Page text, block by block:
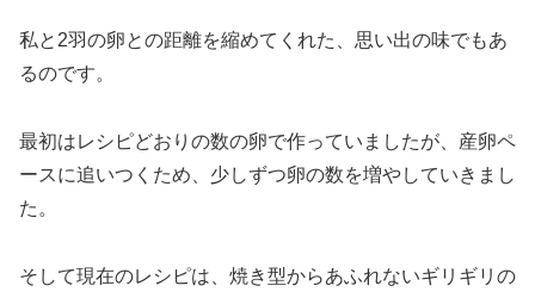
私と2羽の卵との距離を縮めてくれた、思い出の味でもあ
るのです。
最初はレシピどおりの数の卵で作っていましたが、産卵ペ
ースに追いつくため、少しずつ卵の数を増やしていきまし
た。
そして現在のレシピは、焼き型からあふれないギリギリの